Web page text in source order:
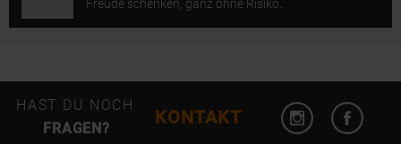
Freude schenken, ganz ohne Risiko.
HAST DU NOCH
FRAGEN?
KONTAKT
Instagram